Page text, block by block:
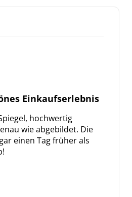
Einkaufserlebnis
hochwertig
wie abgebildet. Die
einen Tag früher als